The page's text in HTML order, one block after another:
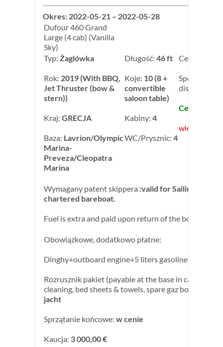
Okres: 2022-05-21 – 2022-05-28
Dufour 460 Grand
Large (4 cab) (Vanilla
Sky)
Typ: Żaglówka
Rok: 2019 (With BBQ,
Jet Thruster (bow &
stern))
Kraj: GRECJA
Baza: Lavrion/Olympic
Marina-
Preveza/Cleopatra
Marina
Długość: 46 ft
Koje: 10 (8 +
convertible
saloon table)
Kabiny: 4
WC/Prysznic: 4
Cena:
Special week
discount: -
Cena: 2
więcej
Wymagany patent skippera :valid for Sailing Yachts
chartered bareboat.
Fuel is extra and paid upon return of the boat.
Obowiązkowe, dodatkowo płatne:
Dinghy+outboard engine+5 liters gasoline:
Rozrusznik pakiet (payable at the base in cash) : end
cleaning, bed sheets & towels, spare gaz bottle:
jacht
Sprzątanie końcowe: w cenie
Kaucja: 3 000,00 €